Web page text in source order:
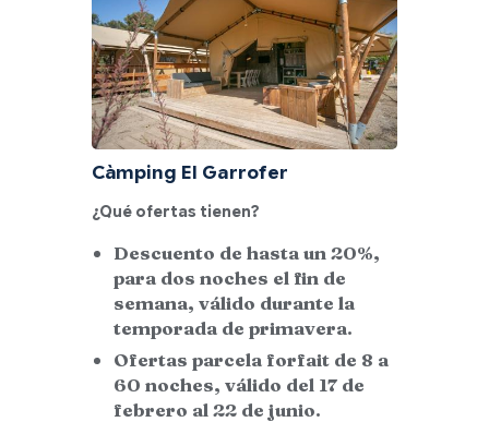
Càmping El Garrofer
¿Qué ofertas tienen?
Descuento de hasta un 20%,
para dos noches el fin de
semana, válido durante la
temporada de primavera.
Ofertas parcela forfait de 8 a
60 noches, válido del 17 de
febrero al 22 de junio.